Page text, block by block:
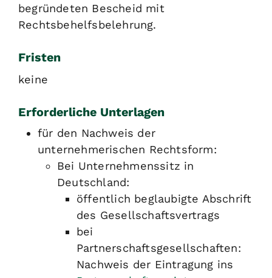
begründeten Bescheid mit
Rechtsbehelfsbelehrung.
Fristen
keine
Erforderliche Unterlagen
für den Nachweis der
unternehmerischen Rechtsform:
Bei Unternehmenssitz in
Deutschland:
öffentlich beglaubigte Abschrift
des Gesellschaftsvertrags
bei
Partnerschaftsgesellschaften:
Nachweis der Eintragung ins